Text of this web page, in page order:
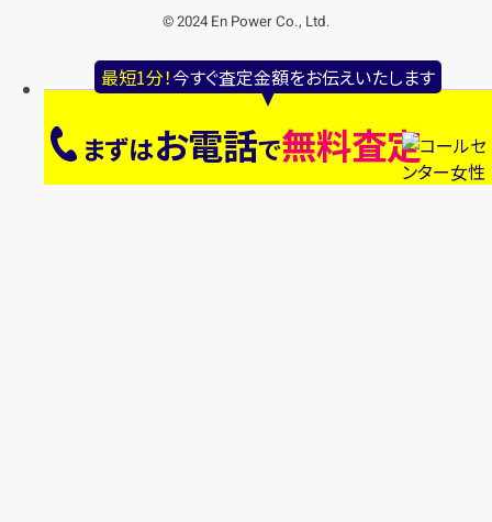
最短1分！今すぐ査定金額をお伝えいたします
まずはお電話で無料査定
© 2024 En Power Co., Ltd.